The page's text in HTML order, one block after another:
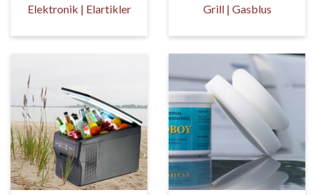
Elektronik | Elartikler Grill | Gasblus